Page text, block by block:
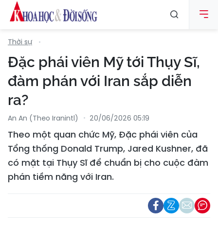
Thời sự
Đặc phái viên Mỹ tới Thụy Sĩ,
đàm phán với Iran sắp diễn
ra?
An An (Theo Iranintl) 20/06/2026 05:19
Theo một quan chức Mỹ, Đặc phái viên của
Tổng thống Donald Trump, Jared Kushner, đã
có mặt tại Thụy Sĩ để chuẩn bị cho cuộc đàm
phán tiềm năng với Iran.